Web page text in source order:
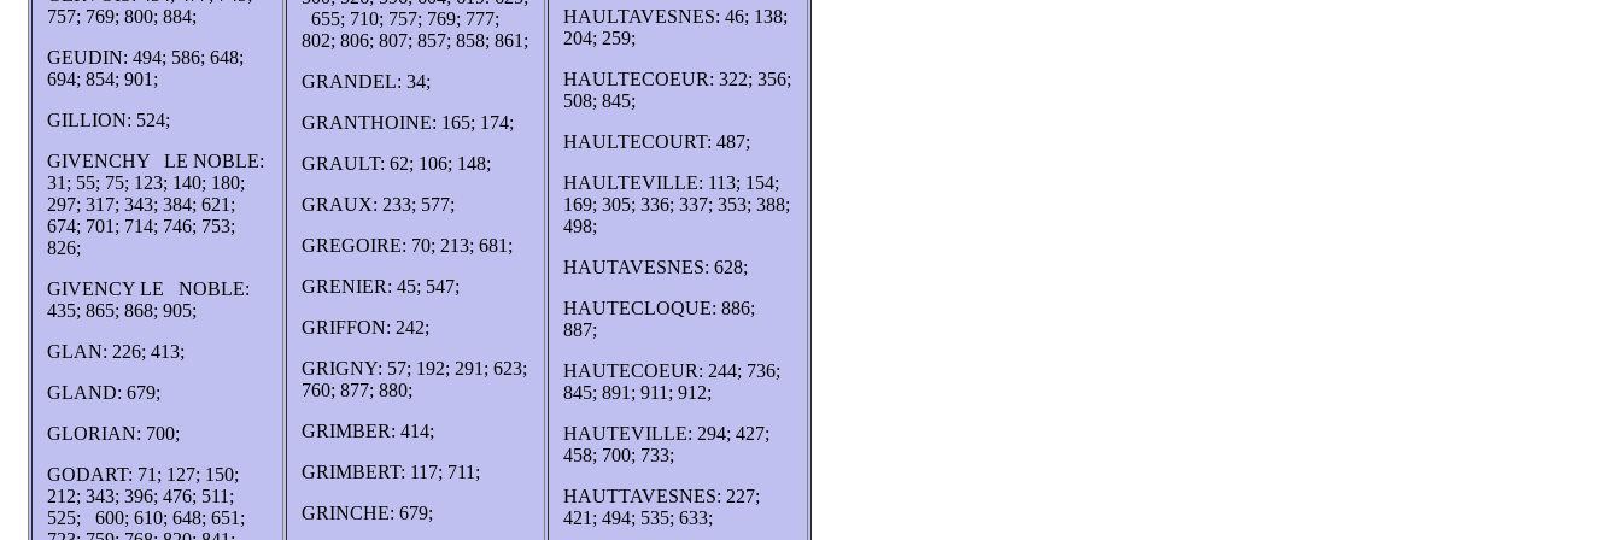
757; 769; 800; 884;
GEUDIN: 494; 586; 648;
694; 854; 901;
GILLION: 524;
GIVENCHY LE NOBLE:
31; 55; 75; 123; 140; 180;
297; 317; 343; 384; 621;
674; 701; 714; 746; 753;
826;
GIVENCY LE NOBLE:
435; 865; 868; 905;
GLAN: 226; 413;
GLAND: 679;
GLORIAN: 700;
GODART: 71; 127; 150;
212; 343; 396; 476; 511;
525; 600; 610; 648; 651;
655; 710; 757; 769; 777;
802; 806; 807; 857; 858; 861;
GRANDEL: 34;
GRANTHOINE: 165; 174;
GRAULT: 62; 106; 148;
GRAUX: 233; 577;
GREGOIRE: 70; 213; 681;
GRENIER: 45; 547;
GRIFFON: 242;
GRIGNY: 57; 192; 291; 623;
760; 877; 880;
GRIMBER: 414;
GRIMBERT: 117; 711;
GRINCHE: 679;
HAULTAVESNES: 46; 138;
204; 259;
HAULTECOEUR: 322; 356;
508; 845;
HAULTECOURT: 487;
HAULTEVILLE: 113; 154;
169; 305; 336; 337; 353; 388;
498;
HAUTAVESNES: 628;
HAUTECLOQUE: 886;
887;
HAUTECOEUR: 244; 736;
845; 891; 911; 912;
HAUTEVILLE: 294; 427;
458; 700; 733;
HAUTTAVESNES: 227;
421; 494; 535; 633;